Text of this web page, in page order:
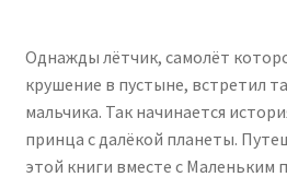
Однажды лётчик, самолёт
крушение в пустыне, встретил
мальчика. Так начинается
принца с далёкой планеты.
этой книги вместе с Маленьким